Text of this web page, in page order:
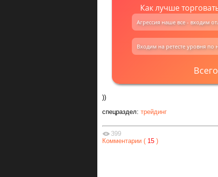
Как лучше
Агрессия наше все - входим
Входим на ретесте уровня
))
спецраздел: трейдинг
399
Комментарии ( 15 )